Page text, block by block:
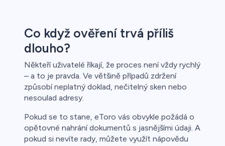
Co když ověření trvá příliš
dlouho?
Někteří uživatelé říkají, že proces není vždy rychlý
– a to je pravda. Ve většině případů zdržení
způsobí neplatný doklad, nečitelný sken nebo
nesoulad adresy.
Pokud se to stane, eToro vás obvykle požádá o
opětovné nahrání dokumentů s jasnějšími údaji. A
pokud si nevíte rady, můžete využít nápovědu